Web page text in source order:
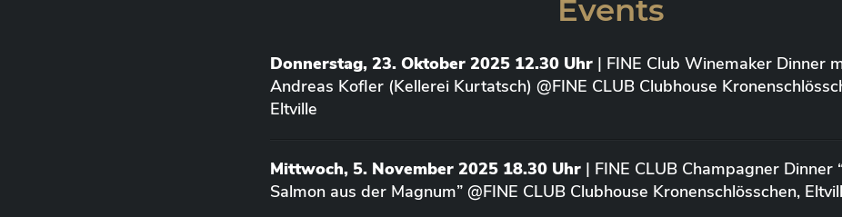
Events
Donnerstag, 23. Oktober 2025 12.30 Uhr | FINE Club Winemaker Dinner
Andreas Kofler (Kellerei Kurtatsch) @FINE CLUB Clubhouse
Eltville
Mittwoch, 5. November 2025 18.30 Uhr | FINE CLUB Champagner Dinner
Salmon aus der Magnum” @FINE CLUB Clubhouse Kronenschlösschen,